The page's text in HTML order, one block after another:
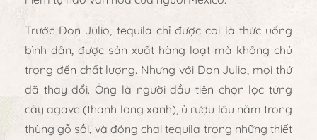
Trước Don Julio, tequila chỉ được coi là thức uống
bình dân, được sản xuất hàng loạt mà không chú
trọng đến chất lượng. Nhưng với Don Julio, mọi thứ
đã thay đổi. Ông là người đầu tiên chọn lọc từng
cây agave (thanh long xanh) ủ rượu lâu năm trong
thùng gỗ sồi , và đóng chai tequila trong những thiết